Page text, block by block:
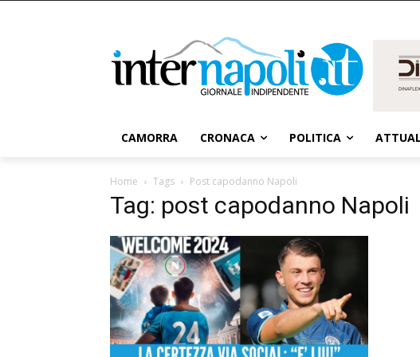
CAMORRA CRONACA POLITICA
Home Tags Post capodanno Napoli
Tag: post capodanno Napoli